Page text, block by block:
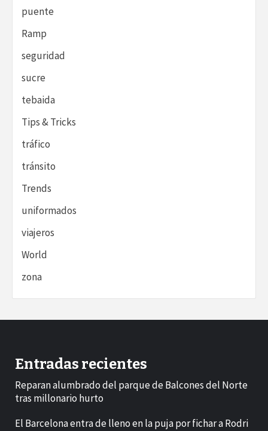
puente
Ramp
seguridad
sucre
tebaida
Tips & Tricks
tráfico
tránsito
Trends
uniformados
viajeros
World
zona
Entradas recientes
Reparan alumbrado del parque de Balcones del Norte
tras millonario hurto
El Barcelona entra de lleno en la puja por fichar a Rodri